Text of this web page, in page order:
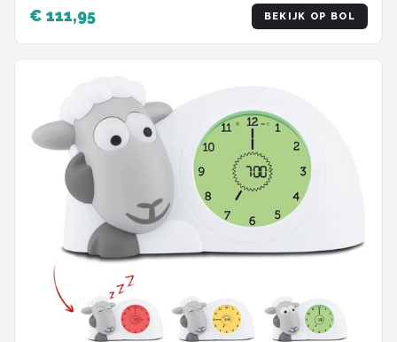
€ 111,95 BEKIJK OP BOL